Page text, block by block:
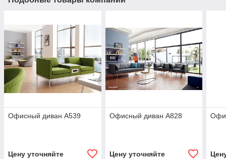
Офисный диван А539
Цену уточняйте
Офисный диван А828
Цену уточняйте